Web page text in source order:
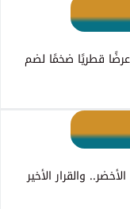
قطريًا ضخمًا لضم
والقرار الأخير